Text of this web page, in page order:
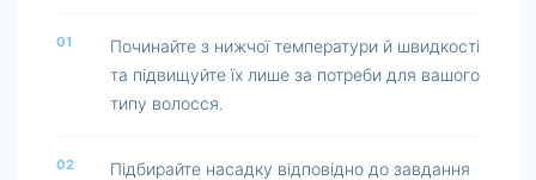
01
Починайте з нижчої температури й швидкості
та підвищуйте їх лише за потреби для вашого
типу волосся.
02
Підбирайте насадку відповідно до завдання